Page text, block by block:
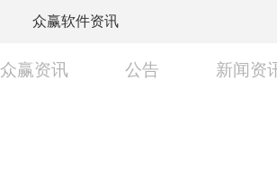
众赢软件资讯
众赢资讯 公告 新闻资